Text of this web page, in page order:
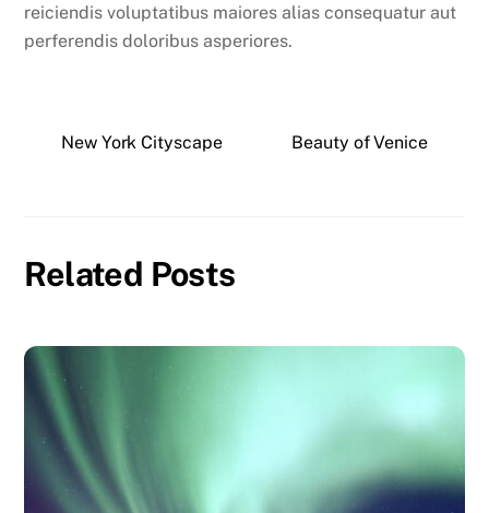
reiciendis voluptatibus maiores alias consequatur aut
perferendis doloribus asperiores.
New York Cityscape Beauty of Venice
Related Posts